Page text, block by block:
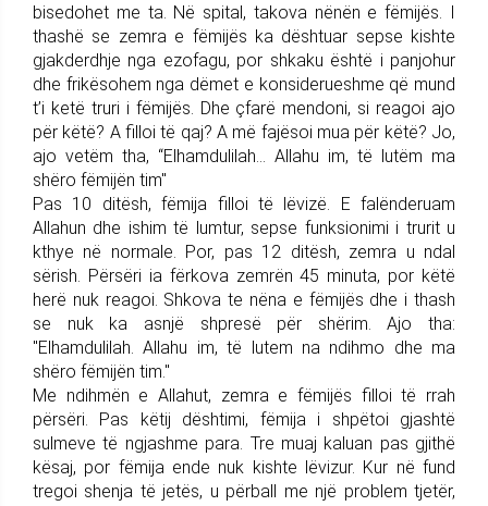
bisedohet me ta. Në spital, takova nënën e fëmijës. I
thashë se zemra e fëmijës ka dështuar sepse kishte
gjakderdhje nga ezofagu, por shkaku është i panjohur
dhe frikësohem nga dëmet e konsiderueshme që mund
t’i ketë truri i fëmijës. Dhe çfarë mendoni, si reagoi ajo
për këtë? A filloi të qaj? A më fajësoi mua për këtë? Jo,
ajo vetëm tha, “Elhamdulilah... Allahu im, të lutëm ma
shëro fëmijën tim"
Pas 10 ditësh, fëmija filloi të lëvizë. E falënderuam
Allahun dhe ishim të lumtur, sepse funksionimi i trurit u
kthye në normale. Por, pas 12 ditësh, zemra u ndal
sërish. Përsëri ia fërkova zemrën 45 minuta, por këtë
herë nuk reagoi. Shkova te nëna e fëmijës dhe i thash
se nuk ka asnjë shpresë për shërim. Ajo tha:
"Elhamdulilah. Allahu im, të lutem na ndihmo dhe ma
shëro fëmijën tim."
Me ndihmën e Allahut, zemra e fëmijës filloi të rrah
përsëri. Pas këtij dështimi, fëmija i shpëtoi gjashtë
sulmeve të ngjashme para. Tre muaj kaluan pas gjithë
kësaj, por fëmija ende nuk kishte lëvizur. Kur në fund
tregoi shenja të jetës, u përball me një problem tjetër,